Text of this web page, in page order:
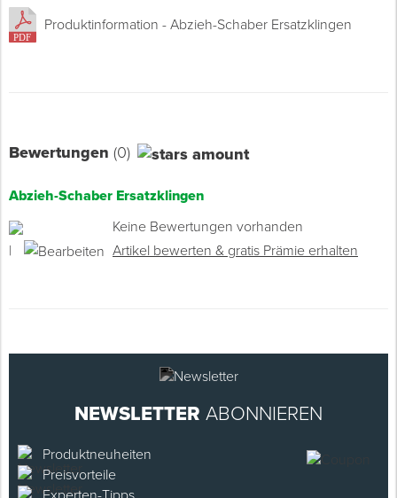
Produktinformation - Abzieh-Schaber Ersatzklingen
Bewertungen (0)
Abzieh-Schaber Ersatzklingen
Keine Bewertungen vorhanden
|
Artikel bewerten & gratis Prämie erhalten
NEWSLETTER ABONNIEREN
Produktneuheiten
Preisvorteile